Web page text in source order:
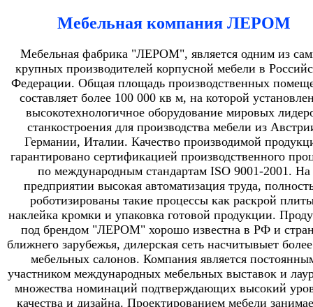
Мебельная компания ЛЕРОМ
Мебельная фабрика "ЛЕРОМ", является одним из
крупных производителей корпусной мебели в
Федерации. Общая площадь производственных
составляет более 100 000 кв м, на которой
высокотехнологичное оборудование мировых
станкостроения для производства мебели из
Германии, Италии. Качество производимой
гарантировано сертификацией производственного
по международным стандартам ISO 9001-2001. На
предприятии высокая автоматизация труда,
роботизированы такие процессы как раскрой
наклейка кромки и упаковка готовой продукции.
под брендом "ЛЕРОМ" хорошо известна в РФ и
ближнего зарубежья, дилерская сеть насчитывыет
мебельных салонов. Компания является
участником международных мебельных выставок и
множества номинаций подтверждающих высокий
качества и дизайна. Проектированием мебели